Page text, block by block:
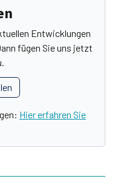
Entwicklungen
fügen Sie uns jetzt
Hier erfahren Sie